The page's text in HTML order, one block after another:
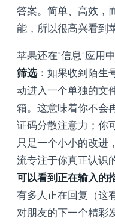
答案。简单、高效，
能，所以很高兴看到
苹果还在“信息”应用
筛选：如果收到陌生
动进入一个单独的文
箱。这意味着你不会
证码分散注意力；你
只是一个小小的改进
流专注于你真正认识
可以看到正在输入的
有多人正在回复（这
对朋友的下一个精彩